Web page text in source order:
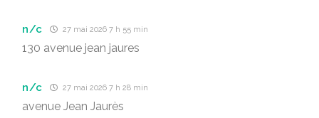
n/c 27 mai 2026 7 h 55 min
130 avenue jean jaures
n/c 27 mai 2026 7 h 28 min
avenue Jean Jaurès